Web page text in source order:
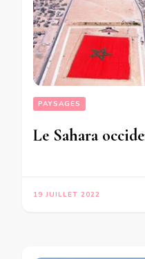
PAYSAGES
Le Sahara
19 JUILLET 2022